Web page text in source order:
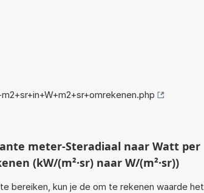
meter-Steradiaal naar Watt per
(kW/(m²·sr) naar W/(m²·sr))
bereiken, kun je de om te rekenen waarde het